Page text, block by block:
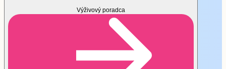
návykov a zdravotných ťažkostí
(30 minút)
energie.
Výživový poradca